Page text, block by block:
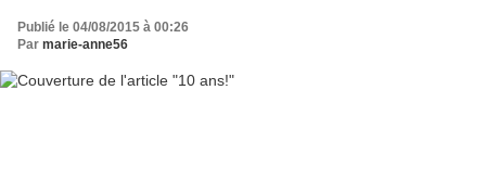
Publié le 04/08/2015 à 00:26
Par marie-anne56